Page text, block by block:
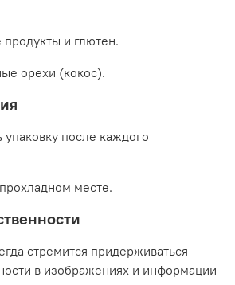
и глютен.
орехи (кокос).
упаковку после каждого
месте.
стремится придерживаться
в изображениях и информации